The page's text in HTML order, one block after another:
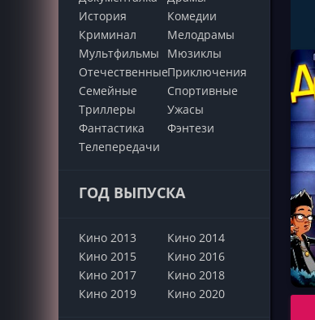
История
Комедии
Криминал
Мелодрамы
Мультфильмы
Мюзиклы
ОтечественныеПриключения
Семейные
Cпортивные
Триллеры
Ужасы
Фантастика
Фэнтези
Телепередачи
ГОД ВЫПУСКА
Кино 2013
Кино 2014
Кино 2015
Кино 2016
Кино 2017
Кино 2018
Кино 2019
Кино 2020